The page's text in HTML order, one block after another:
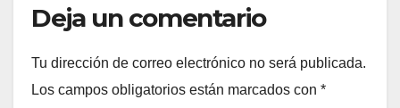
Deja un comentario
Tu dirección de correo electrónico no será publicada.
Los campos obligatorios están marcados con *